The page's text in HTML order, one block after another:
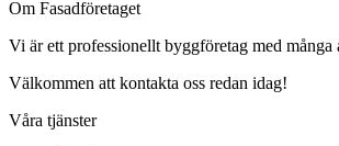
Om Fasadföretaget
Vi är ett professionellt byggföretag med
Välkommen att kontakta oss redan idag!
Våra tjänster